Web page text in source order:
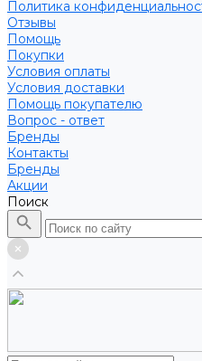
Политика
Отзывы
Помощь
Покупки
Условия оплаты
Условия доставки
Помощь покупателю
Вопрос - ответ
Бренды
Контакты
Бренды
Акции
Поиск